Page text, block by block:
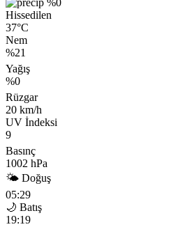
%0
Hissedilen
37°C
Nem
%21
Yağış
%0
Rüzgar
20 km/h
UV İndeksi
9
Basınç
1002 hPa
🌤 Doğuş
05:29
🌙 Batış
19:19